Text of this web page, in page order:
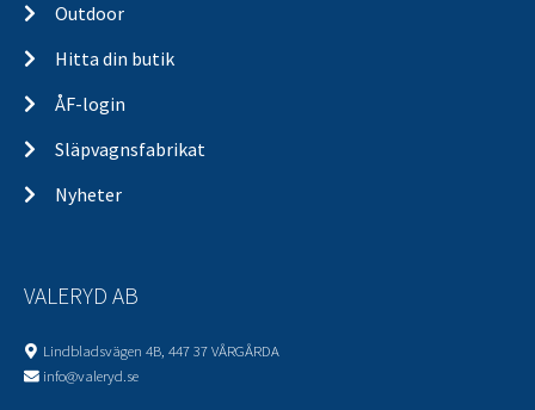
Outdoor
Hitta din butik
ÅF-login
Släpvagnsfabrikat
Nyheter
VALERYD AB
Lindbladsvägen 4B, 447 37 VÅRGÅRDA
info@valeryd.se